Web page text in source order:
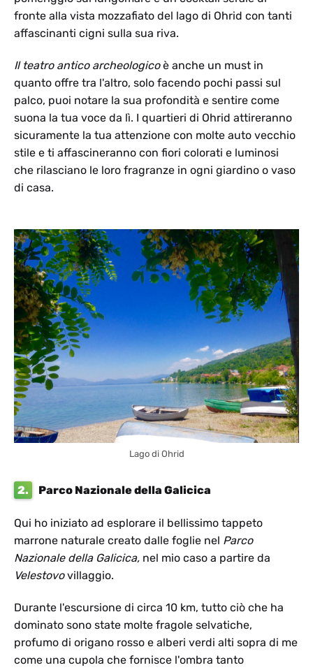
fronte alla vista mozzafiato del lago di Ohrid con tanti
affascinanti cigni sulla sua riva.
Il teatro antico archeologicoè anche un must in
quanto offre tra l'altro, solo facendo pochi passi sul
palco, puoi notare la sua profondità e sentire come
suona la tua voce da lì. I quartieri di Ohrid attireranno
sicuramente la tua attenzione con molte auto vecchio
stile e ti affascineranno con fiori colorati e luminosi
che rilasciano le loro fragranze in ogni giardino o vaso
di casa.
Lago di Ohrid
2. Parco Nazionale della Galicica
Qui ho iniziato ad esplorare il bellissimo tappeto
marrone naturale creato dalle foglie nel Parco
Nazionale della Galicica, nel mio caso a partire da
Velestovovillaggio.
Durante l'escursione di circa 10 km, tutto ciò che ha
dominato sono state molte fragole selvatiche,
profumo di origano rosso e alberi verdi alti sopra di me
come una cupola che fornisce l'ombra tanto